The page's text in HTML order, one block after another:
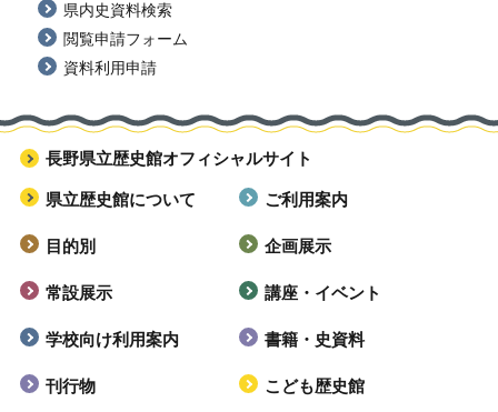
県内史資料検索
閲覧申請フォーム
資料利用申請
長野県立歴史館オフィシャルサイト
県立歴史館について ご利用案内
目的別 企画展示
常設展示 講座・イベント
学校向け利用案内 書籍・史資料
刊行物 こども歴史館